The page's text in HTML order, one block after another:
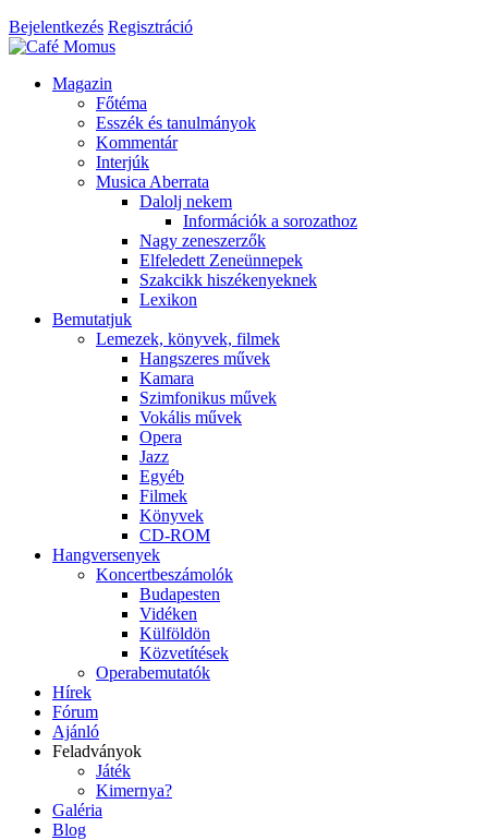
Bejelentkezés Regisztráció
Magazin
Főtéma
Esszék és tanulmányok
Kommentár
Interjúk
Musica Aberrata
Dalolj nekem
Információk a sorozathoz
Nagy zeneszerzők
Elfeledett Zeneünnepek
Szakcikk hiszékenyeknek
Lexikon
Bemutatjuk
Lemezek, könyvek, filmek
Hangszeres művek
Kamara
Szimfonikus művek
Vokális művek
Opera
Jazz
Egyéb
Filmek
Könyvek
CD-ROM
Hangversenyek
Koncertbeszámolók
Budapesten
Vidéken
Külföldön
Közvetítések
Operabemutatók
Hírek
Fórum
Ajánló
Feladványok
Játék
Kimernya?
Galéria
Blog